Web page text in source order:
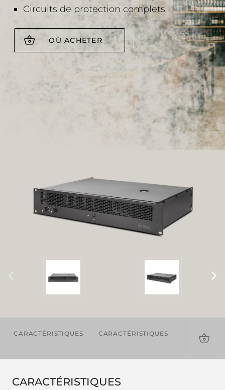
Circuits de protection complets
OÙ ACHETER
CARACTÉRISTIQUES CARACTÉRISTIQUES
CARACTÉRISTIQUES